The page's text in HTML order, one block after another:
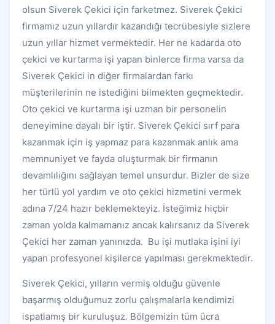
olsun Siverek Çekici için farketmez. Siverek Çekici
firmamız uzun yıllardır kazandığı tecrübesiyle sizlere
uzun yıllar hizmet vermektedir. Her ne kadarda oto
çekici ve kurtarma işi yapan binlerce firma varsa da
Siverek Çekici in diğer firmalardan farkı
müşterilerinin ne istediğini bilmekten geçmektedir.
Oto çekici ve kurtarma işi uzman bir personelin
deneyimine dayalı bir iştir. Siverek Çekici sırf para
kazanmak için iş yapmaz para kazanmak anlık ama
memnuniyet ve fayda oluşturmak bir firmanın
devamlılığını sağlayan temel unsurdur. Bizler de size
her türlü yol yardım ve oto çekici hizmetini vermek
adına 7/24 hazır beklemekteyiz. İsteğimiz hiçbir
zaman yolda kalmamanız ancak kalırsanız da Siverek
Çekici her zaman yanınızda. Bu işi mutlaka işini iyi
yapan profesyonel kişilerce yapılması gerekmektedir.
Siverek Çekici, yılların vermiş olduğu güvenle
başarmış olduğumuz zorlu çalışmalarla kendimizi
ispatlamış bir kuruluşuz. Bölgemizin tüm ücra